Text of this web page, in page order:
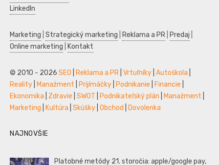
LinkedIn
Marketing Strategický marketing Reklama a PR Predaj
Online marketing
Kontakt
© 2010 - 2026 SEO Reklama a PR Vrtuľníky Autoškola
Reality
Manažment Prijímáčky Podnikanie Financie
Ekonomika
Zdravie SWOT Podnikateľský plán Manažment
Marketing
Kultúra Skúšky Obchod Dovolenka
NAJNOVŠIE
Platobné metódy 21. storočia: apple/google pay,